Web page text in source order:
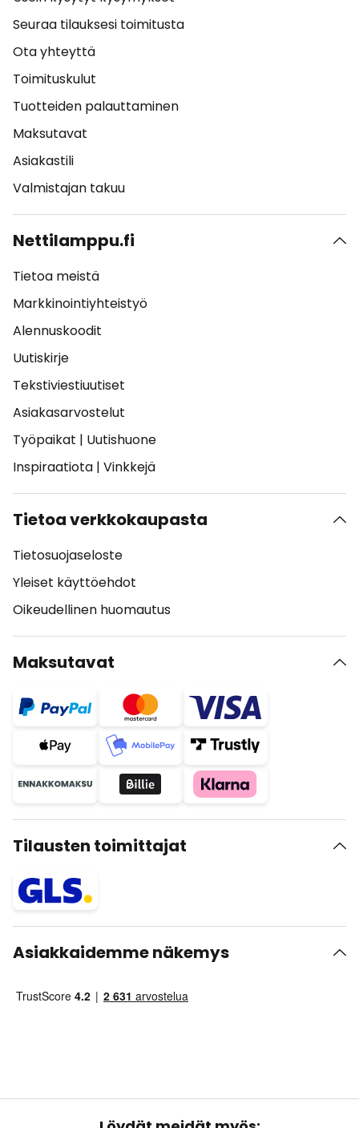
Seuraa tilauksesi toimitusta
Ota yhteyttä
Toimituskulut
Tuotteiden palauttaminen
Maksutavat
Asiakastili
Valmistajan takuu
Nettilamppu.fi
Tietoa meistä
Markkinointiyhteistyö
Alennuskoodit
Uutiskirje
Tekstiviestiuutiset
Asiakasarvostelut
Työpaikat | Uutishuone
Inspiraatiota | Vinkkejä
Tietoa verkkokaupasta
Tietosuojaseloste
Yleiset käyttöehdot
Oikeudellinen huomautus
Maksutavat
Tilausten toimittajat
Asiakkaidemme näkemys